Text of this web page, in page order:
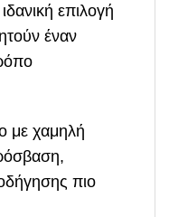
ιδανική επιλογή
έναν
με χαμηλή
πιο